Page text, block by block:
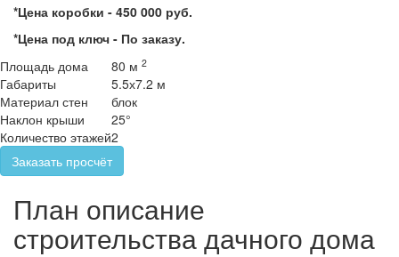
*Цена коробки - 450 000 руб.
*Цена под ключ - По заказу.
Площадь дома
80 м 2
Габариты
5.5х7.2 м
Материал стен
блок
Наклон крыши
25°
Количество этажей2
Заказать просчёт
План описание
строительства дачного дома